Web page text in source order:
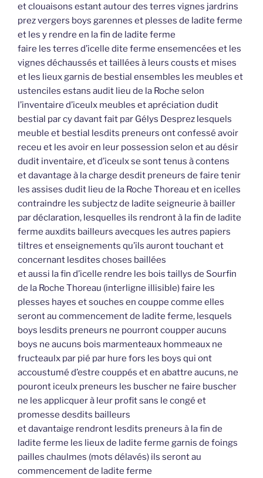
et clouaisons estant autour des terres vignes jardrins
prez vergers boys garennes et plesses de ladite ferme
et les y rendre en la fin de ladite ferme
faire les terres d’icelle dite ferme ensemencées et les
vignes déchaussés et taillées à leurs cousts et mises
et les lieux garnis de bestial ensembles les meubles et
ustenciles estans audit lieu de la Roche selon
l’inventaire d’iceulx meubles et apréciation dudit
bestial par cy davant fait par Gélys Desprez lesquels
meuble et bestial lesdits preneurs ont confessé avoir
receu et les avoir en leur possession selon et au désir
dudit inventaire, et d’iceulx se sont tenus à contens
et davantage à la charge desdit preneurs de faire tenir
les assises dudit lieu de la Roche Thoreau et en icelles
contraindre les subjectz de ladite seigneurie à bailler
par déclaration, lesquelles ils rendront à la fin de ladite
ferme auxdits bailleurs avecques les autres papiers
tiltres et enseignements qu’ils auront touchant et
concernant lesdites choses baillées
et aussi la fin d’icelle rendre les bois taillys de Sourfin
de la Roche Thoreau (interligne illisible) faire les
plesses hayes et souches en couppe comme elles
seront au commencement de ladite ferme, lesquels
boys lesdits preneurs ne pourront coupper aucuns
boys ne aucuns bois marmenteaux hommeaux ne
fructeaulx par pié par hure fors les boys qui ont
accoustumé d’estre couppés et en abattre aucuns, ne
pouront iceulx preneurs les buscher ne faire buscher
ne les applicquer à leur profit sans le congé et
promesse desdits bailleurs
et davantaige rendront lesdits preneurs à la fin de
ladite ferme les lieux de ladite ferme garnis de foings
pailles chaulmes (mots délavés) ils seront au
commencement de ladite ferme